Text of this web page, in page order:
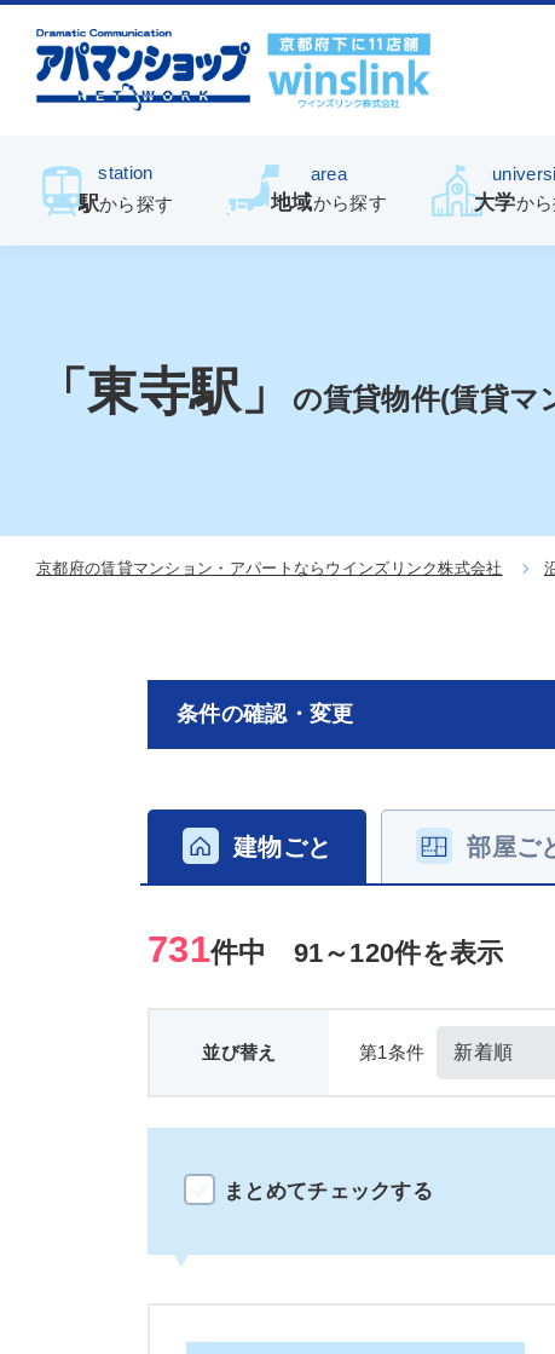
station
駅から探す
area
地域から探す 大学か
「東寺駅」 の賃貸物件(賃貸マ
京都府の賃貸マンション・アパートならウインズリンク株式会社
条件の確認・変更
建物ごと 部屋ご
並び替え 第1条件
731件中 91～120件を表示
まとめてチェックする